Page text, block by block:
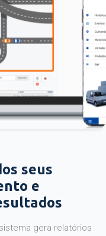
seus
e
gera relatórios